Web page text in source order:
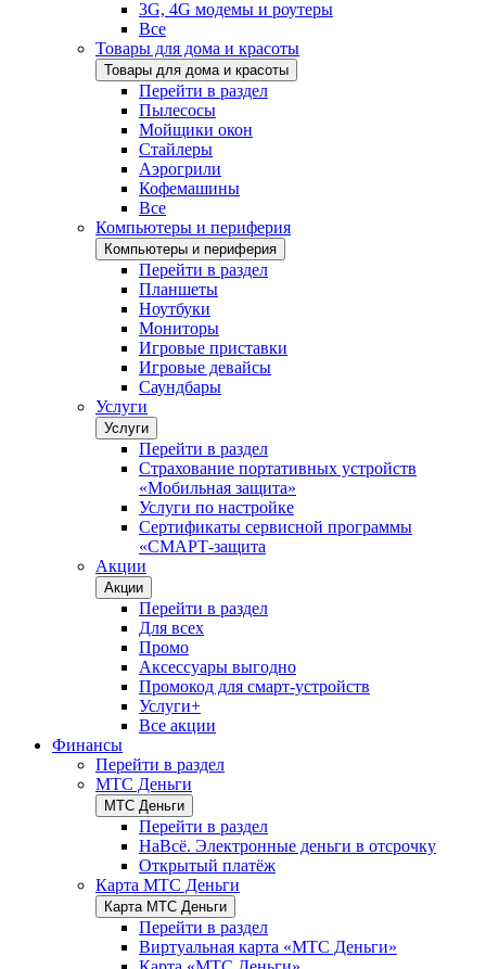
3G, 4G модемы и роутеры
Все
Товары для дома и красоты
Товары для дома и красоты
Перейти в раздел
Пылесосы
Мойщики окон
Стайлеры
Аэрогрили
Кофемашины
Все
Компьютеры и периферия
Компьютеры и периферия
Перейти в раздел
Планшеты
Ноутбуки
Мониторы
Игровые приставки
Игровые девайсы
Саундбары
Услуги
Услуги
Перейти в раздел
Страхование портативных устройств
«Мобильная защита»
Услуги по настройке
Сертификаты сервисной программы
«СМАРТ-защита
Акции
Акции
Перейти в раздел
Для всех
Промо
Аксессуары выгодно
Промокод для смарт-устройств
Услуги+
Все акции
Финансы
Перейти в раздел
МТС Деньги
МТС Деньги
Перейти в раздел
НаВсё. Электронные деньги в отсрочку
Открытый платёж
Карта МТС Деньги
Карта МТС Деньги
Перейти в раздел
Виртуальная карта «МТС Деньги»